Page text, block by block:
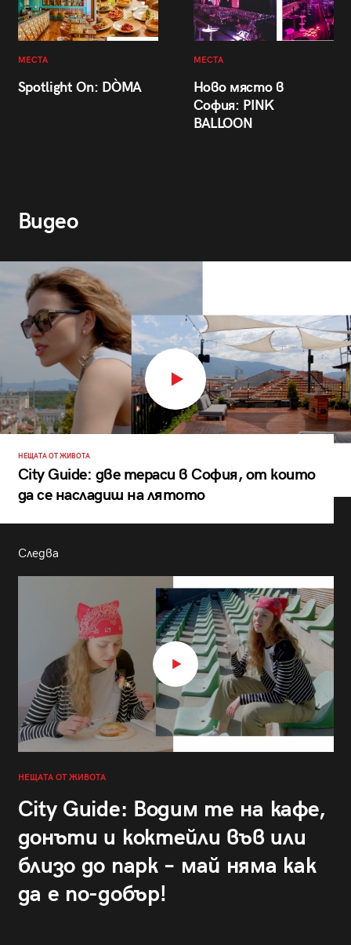
МЕСТА
Spotlight On: DÒMA
МЕСТА
Ново място в
София: PINK
BALLOON
Видео
НЕЩАТА ОТ ЖИВОТА
City Guide: две тераси в София, от които
да се насладиш на лятото
Следва
НЕЩАТА ОТ ЖИВОТА
City Guide: Водим те на кафе,
донъти и коктейли във или
близо до парк – май няма как
да е по-добър!